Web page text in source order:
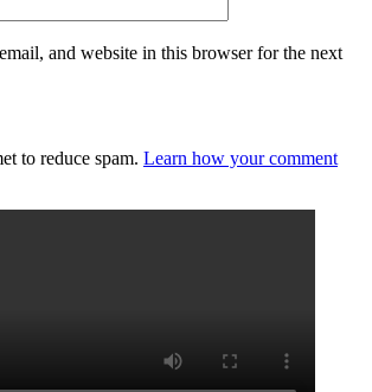
and website in this browser for the next
to reduce spam. Learn how your comment